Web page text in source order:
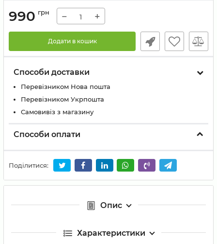
990 грн − +
Додати в кошик
Способи доставки
Перевізником Нова пошта
Перевізником Укрпошта
Самовивіз з магазину
Способи оплати
Поділитися:
Опис
Характеристики